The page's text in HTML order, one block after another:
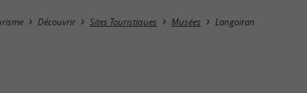
Masquer la carte
Découvrir Sites Touristiques Musées Langoiran